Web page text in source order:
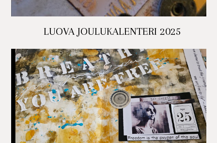
LUOVA JOULUKALENTERI 2025